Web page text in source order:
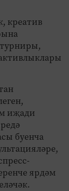
креатив
иҗади
буенча
ярдәм